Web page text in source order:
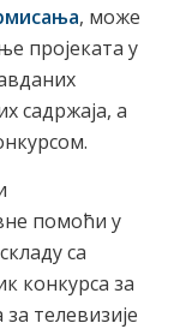
, може
пројеката у
садржаја, а
помоћи у
са
конкурса за
телевизије